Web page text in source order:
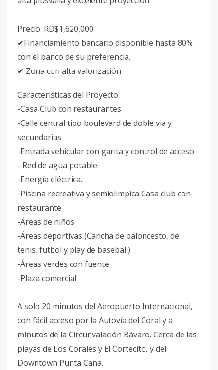
Precio: RD$1,620,000
✔Financiamiento bancario disponible hasta 80%
con el banco de su preferencia.
✔ Zona con alta valorización
Características del Proyecto:
-Casa Club con restaurantes
-Calle central tipo boulevard de doble via y
secundarias
-Entrada vehicular con garita y control de acceso
- Red de agua potable
-Energía eléctrica.
-Piscina recreativa y semiolimpica Casa club con
restaurante
-Áreas de niños
-Áreas deportivas (Cancha de baloncesto, de
tenis, futbol y play de baseball)
-Áreas verdes con fuente
-Plaza comercial
A solo 20 minutos del Aeropuerto Internacional,
con fácil acceso por la Autovía del Coral y a
minutos de la Circunvalación Bávaro. Cerca de las
playas de Los Corales y El Cortecito, y del
Downtown Punta Cana.